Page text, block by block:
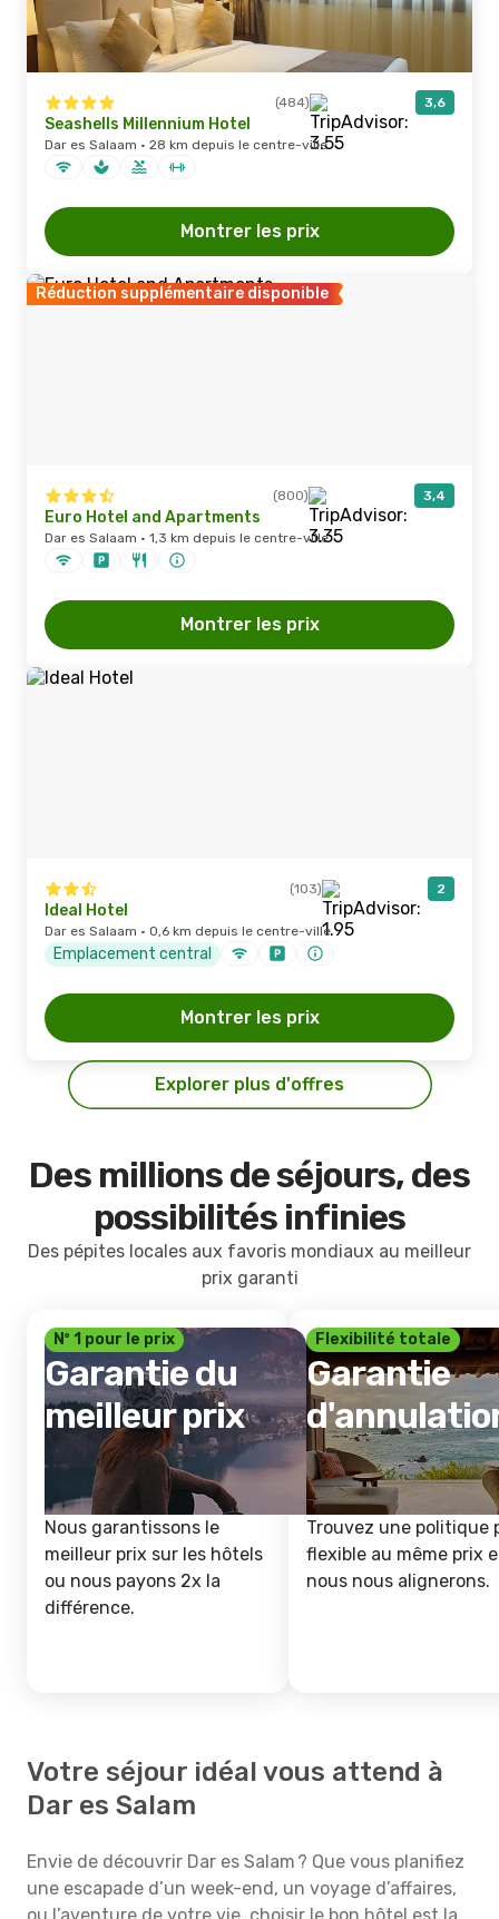
(484) 3,6
Seashells Millennium Hotel
Dar es Salaam · 28 km depuis le centre-ville
Montrer les prix
Réduction supplémentaire disponible
(800) 3,4
Euro Hotel and Apartments
Dar es Salaam · 1,3 km depuis le centre-ville
Montrer les prix
(103) 2
Ideal Hotel
Dar es Salaam · 0,6 km depuis le centre-ville
Emplacement central
Montrer les prix
Explorer plus d'offres
Des millions de séjours, des
possibilités infinies
Des pépites locales aux favoris mondiaux au meilleur
prix garanti
Nº 1 pour le prix
Garantie du
meilleur prix
Nous garantissons le
meilleur prix sur les hôtels
ou nous payons 2x la
différence.
Flexibilité totale
Garantie
Trouvez une politique
flexible au même prix
nous nous alignerons.
Votre séjour idéal vous attend à
Dar es Salam
Envie de découvrir Dar es Salam ? Que vous planifiez
une escapade d’un week-end, un voyage d’affaires,